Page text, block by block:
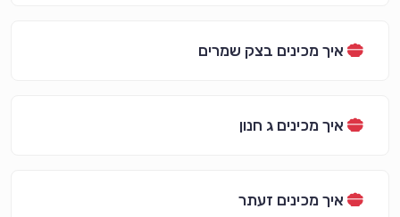
איך מכינים בצק שמרים
איך מכינים ג חנון
איך מכינים זעתר